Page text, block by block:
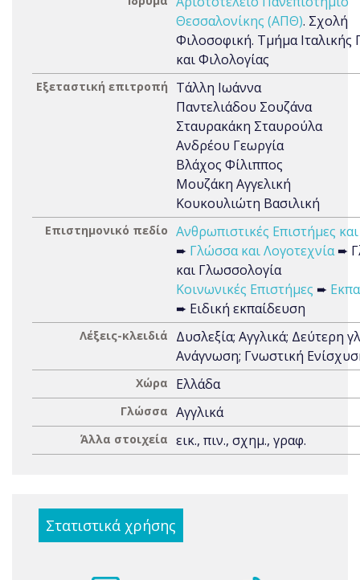
Θεσσαλονίκης (ΑΠΘ). Σχολή
Φιλοσοφική. Τμήμα Ιταλικής
και Φιλολογίας
Εξεταστική επιτροπή
Τάλλη Ιωάννα
Παντελιάδου Σουζάνα
Σταυρακάκη Σταυρούλα
Ανδρέου Γεωργία
Βλάχος Φίλιππος
Μουζάκη Αγγελική
Κουκουλιώτη Βασιλική
Επιστημονικό πεδίο Ανθρωπιστικές Επιστήμες
➨ Γλώσσα και Λογοτεχνία➨
και Γλωσσολογία
Κοινωνικές Επιστήμες ➨
➨ Ειδική εκπαίδευση
Λέξεις-κλειδιά
Δυσλεξία; Αγγλικά; Δεύτερη
Ανάγνωση; Γνωστική
Χώρα Ελλάδα
Γλώσσα Αγγλικά
Άλλα στοιχεία εικ., πιν., σχημ., γραφ.
Στατιστικά χρήσης